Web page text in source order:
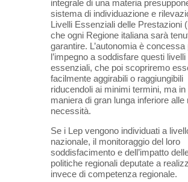
integrale di una materia
sistema di individuazione e
Livelli Essenziali delle Prestazioni
che ogni Regione italiana sarà
garantire. L’autonomia è concessa
l’impegno a soddisfare questi livelli
essenziali, che poi scopriremo
facilmente aggirabili o raggiungibili
riducendoli ai minimi termini, ma in
maniera di gran lunga inferiore alle
necessità.
Se i Lep vengono individuati a
nazionale, il monitoraggio del loro
soddisfacimento e dell’impatto
politiche regionali deputate a
invece di competenza regionale.